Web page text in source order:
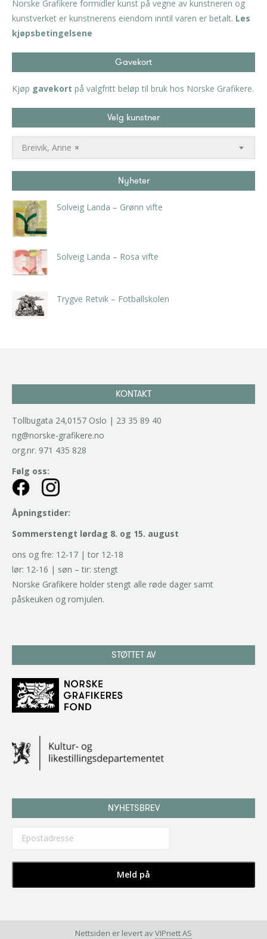
Norske Grafikere formidler kunst på vegne av kunstneren og
kunstverket er kunstnerens eiendom inntil varen er betalt. Les
kjøpsbetingelsene
Gavekort
Kjøp gavekort på valgfritt beløp til bruk hos Norske Grafikere.
Velg kunstner
×
Breivik, Anne
Nyheter
Solveig Landa – Grønn vifte
Solveig Landa – Rosa vifte
Trygve Retvik – Fotballskolen
KONTAKT
Tollbugata 24,0157 Oslo | 23 35 89 40
ng@norske-grafikere.no
org.nr. 971 435 828
Følg oss:
Åpningstider:
Sommerstengt lørdag 8. og 15. august
ons og fre: 12-17 | tor 12-18
lør: 12-16 | søn – tir: stengt
Norske Grafikere holder stengt alle røde dager samt
påskeuken og romjulen.
STØTTET AV
NYHETSBREV
Nettsiden er levert avVIPnett AS